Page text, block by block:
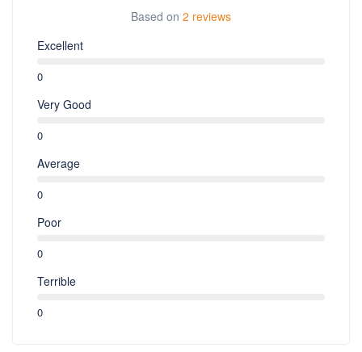
Based on 2 reviews
Excellent
0
Very Good
0
Average
0
Poor
0
Terrible
0